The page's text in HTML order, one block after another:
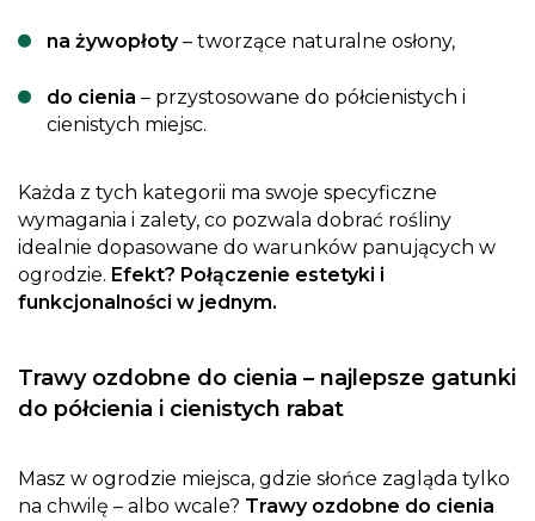
na żywopłoty– tworzące naturalne osłony,
do cienia – przystosowane do półcienistych i
cienistych miejsc.
Każda z tych kategorii ma swoje specyficzne
wymagania i zalety, co pozwala dobrać rośliny
idealnie dopasowane do warunków panujących w
ogrodzie. Efekt? Połączenie estetyki i
funkcjonalności w jednym.
Trawy ozdobne do cienia – najlepsze gatunki
do półcienia i cienistych rabat
Masz w ogrodzie miejsca, gdzie słońce zagląda tylko
na chwilę – albo wcale? Trawy ozdobne do cienia